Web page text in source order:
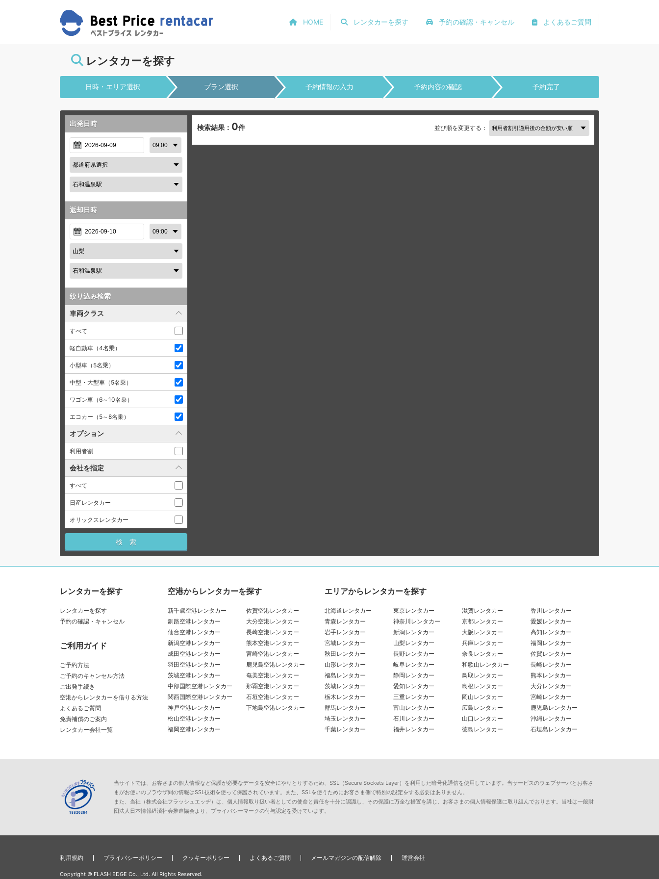
よくあるご質問
予約の確認・キャンセル
レンタカーを探す
HOME
レンタカーを探す
日時・エリア選択 プラン選択 予約情報の入力 予約内容の確認 予約完了
出発日時
返却日時
絞り込み検索
車両クラス
すべて
軽自動車（4名乗）
小型車（5名乗）
中型・大型車（5名乗）
ワゴン車（6～10名乗）
エコカー（5～8名乗）
オプション
利用者割
会社を指定
すべて
日産レンタカー
オリックスレンタカー
検索結果： 0件 並び順を変更する：
レンタカーを探す
レンタカーを探す
予約の確認・キャンセル
ご利用ガイド
ご予約方法
ご予約のキャンセル方法
ご出発手続き
空港からレンタカーを借りる方法
よくあるご質問
免責補償のご案内
レンタカー会社一覧
空港からレンタカーを探す
新千歳空港レンタカー
釧路空港レンタカー
仙台空港レンタカー
新潟空港レンタカー
成田空港レンタカー
羽田空港レンタカー
茨城空港レンタカー
中部国際空港レンタカー
関西国際空港レンタカー
神戸空港レンタカー
松山空港レンタカー
福岡空港レンタカー
佐賀空港レンタカー
大分空港レンタカー
長崎空港レンタカー
熊本空港レンタカー
宮崎空港レンタカー
鹿児島空港レンタカー
奄美空港レンタカー
那覇空港レンタカー
石垣空港レンタカー
下地島空港レンタカー
エリアからレンタカーを探す
北海道レンタカー
青森レンタカー
岩手レンタカー
宮城レンタカー
秋田レンタカー
山形レンタカー
福島レンタカー
茨城レンタカー
栃木レンタカー
群馬レンタカー
埼玉レンタカー
千葉レンタカー
東京レンタカー
神奈川レンタカー
新潟レンタカー
山梨レンタカー
長野レンタカー
岐阜レンタカー
静岡レンタカー
愛知レンタカー
三重レンタカー
富山レンタカー
石川レンタカー
福井レンタカー
滋賀レンタカー
京都レンタカー
大阪レンタカー
兵庫レンタカー
奈良レンタカー
和歌山レンタカー
鳥取レンタカー
島根レンタカー
岡山レンタカー
広島レンタカー
山口レンタカー
徳島レンタカー
香川レンタカー
愛媛レンタカー
高知レンタカー
福岡レンタカー
佐賀レンタカー
長崎レンタカー
熊本レンタカー
大分レンタカー
宮崎レンタカー
鹿児島レンタカー
沖縄レンタカー
石垣島レンタカー
当サイトでは、お客さまの個人情報など保護が必要なデータを安全にやりとりするため、SSL（Secure Sockets Layer）を利用した暗号化通信を使用しています。当サービスのウェブサーバとお客さ
まがお使いのブラウザ間の情報はSSL技術を使って保護されています。また、SSLを使うためにお客さま側で特別の設定をする必要はありません。
また、当社（株式会社フラッシュエッヂ）は、個人情報取り扱い者としての使命と責任を十分に認識し、その保護に万全な措置を講じ、お客さまの個人情報保護に取り組んでおります。当社は一般財
団法人日本情報経済社会推進協会より、プライバシーマークの付与認定を受けています。
利用規約 プライバシーポリシー クッキーポリシー よくあるご質問 メールマガジンの配信解除 運営会社
Copyright © FLASH EDGE Co., Ltd. All Rights Reserved.